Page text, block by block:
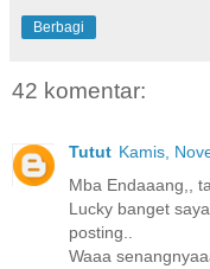
Berbagi
42 komentar:
Tutut Kamis,
Mba Endaaang,,
Lucky banget
posting..
Waaa